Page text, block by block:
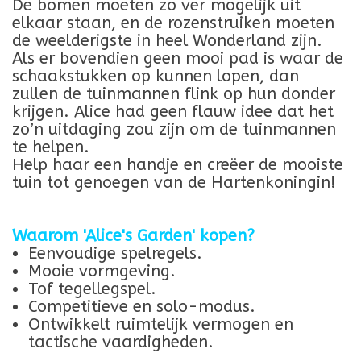
De bomen moeten zo ver mogelijk uit
elkaar staan, en de rozenstruiken moeten
de weelderigste in heel Wonderland zijn.
Als er bovendien geen mooi pad is waar de
schaakstukken op kunnen lopen, dan
zullen de tuinmannen flink op hun donder
krijgen. Alice had geen flauw idee dat het
zo’n uitdaging zou zijn om de tuinmannen
te helpen.
Help haar een handje en creëer de mooiste
tuin tot genoegen van de Hartenkoningin!
Waarom 'Alice's Garden' kopen?
Eenvoudige spelregels.
Mooie vormgeving.
Tof tegellegspel.
Competitieve en solo-modus.
Ontwikkelt ruimtelijk vermogen en
tactische vaardigheden.